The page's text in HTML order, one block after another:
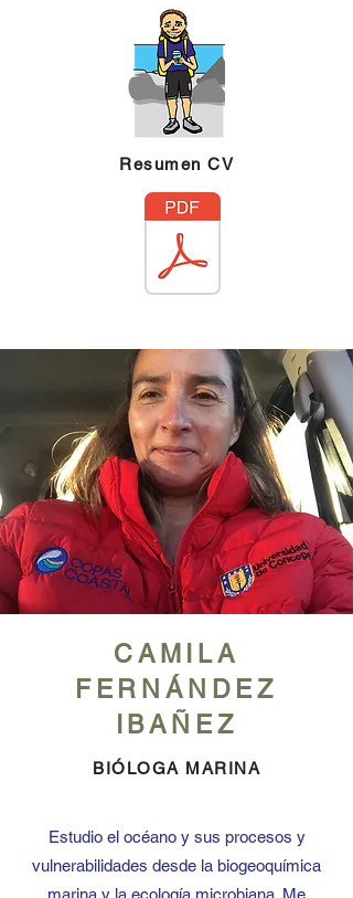
Resumen CV
CAMILA
FERNÁNDEZ
IBAÑEZ
BIÓLOGA MARINA
Estudio el océano y sus procesos y
vulnerabilidades desde la biogeoquímica
marina y la ecología microbiana. Me